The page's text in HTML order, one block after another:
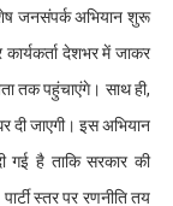
जनसंपर्क अभियान शुरू
देशभर में जाकर
तक पहुंचाएंगे। साथ ही,
दी जाएगी। इस अभियान
गई है ताकि सरकार की
स्तर पर रणनीति तय